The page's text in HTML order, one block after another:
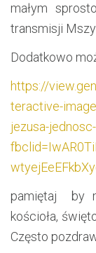
małym
transmisji
Dodatkowo
https://
teractive-
jezusa-
pamiętaj by
kościoła,
Często